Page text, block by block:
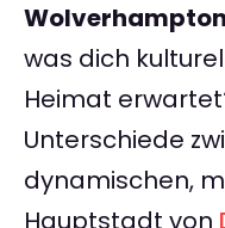
Wolverhampton
was dich
Heimat
Unterschiede
dynamischen,